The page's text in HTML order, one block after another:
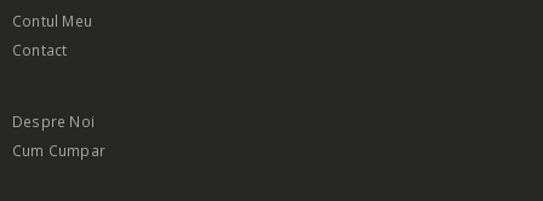
Contul Meu
Contact
Despre Noi
Cum Cumpar